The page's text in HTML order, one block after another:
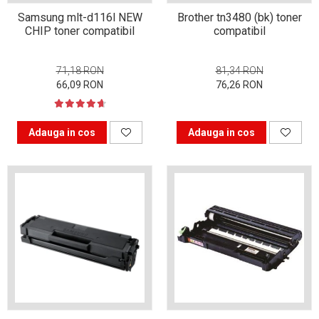
procesul de Refill Toner
pentru imprimare?
Sfaturi pentru pregătirea
5 Idei de afaceri în era
digitală
mai de succes spion al
inkjet?
Cum alegi copiatorul pentru
Alegerea scannerului
Samsung mlt-d116l NEW
CHIP toner compatibil
71,18 RON
66,09 RON
Adauga in cos
Brother tn3480 (bk) toner
compatibil
81,34 RON
76,26 RON
Adauga in cos